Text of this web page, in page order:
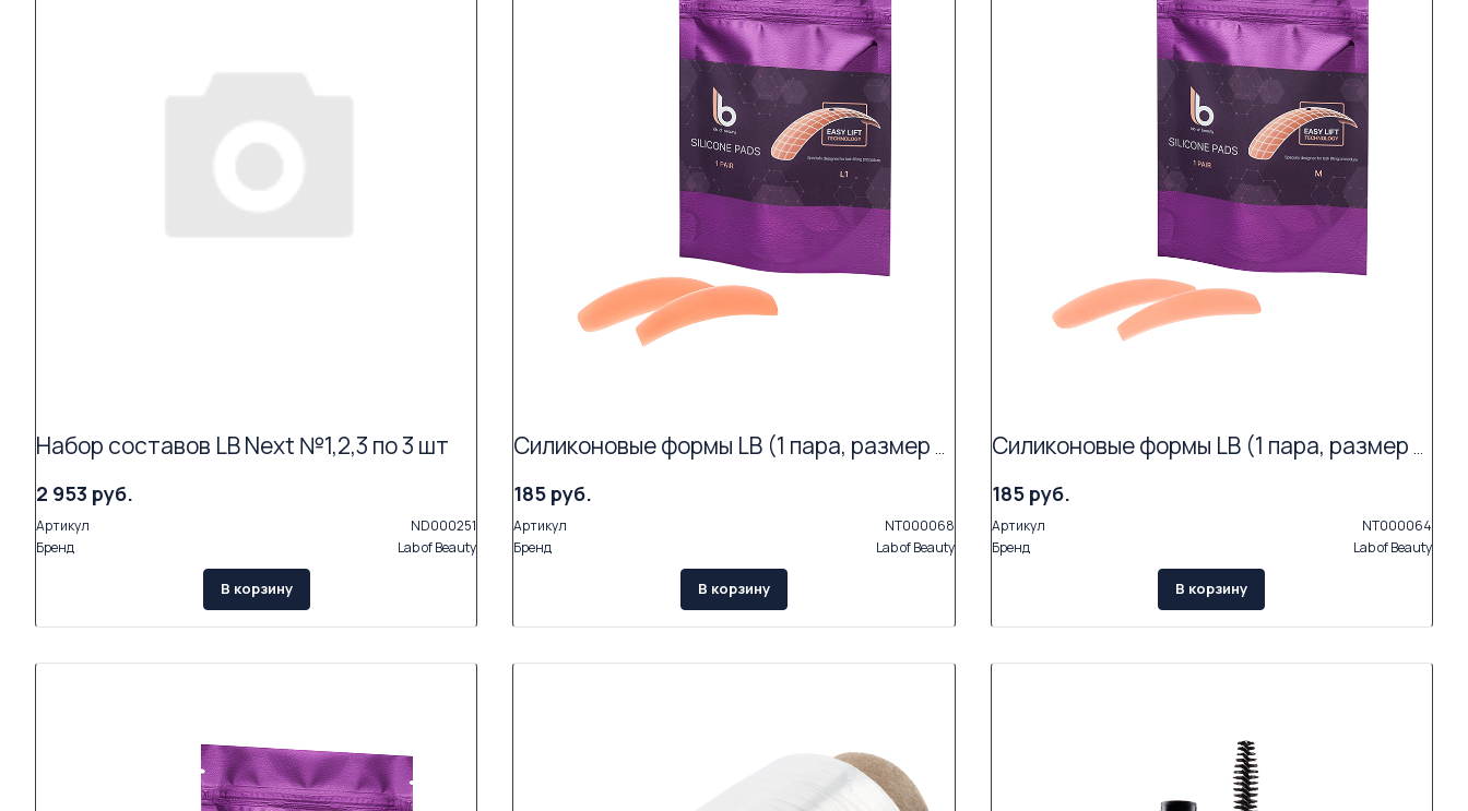
Набор составов LB Next №1,2,3 по 3 шт
2 953 руб.
Артикул
ND000251
Бренд
Lab of Beauty
В корзину
Силиконовые формы LB (1 пара, размер L1)
185 руб.
Артикул
NT000068
Бренд
Lab of Beauty
В корзину
Силиконовые формы LB (1 пара, размер M)
185 руб.
Артикул
NT000064
Бренд
Lab of Beauty
В корзину